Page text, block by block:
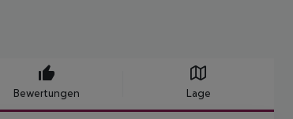
Bewertungen Lage